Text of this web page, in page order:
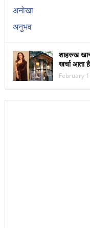
शाहरुख
खर्चा आता
February